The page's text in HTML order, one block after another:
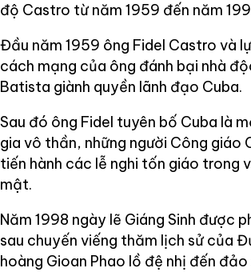
độ Castro từ năm 1959 đến năm
Đầu năm 1959 ông Fidel Castro và
cách mạng của ông đánh bại nhà
Batista giành quyền lãnh đạo Cuba.
Sau đó ông Fidel tuyên bố Cuba là
gia vô thần, những người Công giáo
tiến hành các lễ nghi tốn giáo trong
mật.
Năm 1998 ngày lẽ Giáng Sinh được
sau chuyến viếng thăm lịch sử của
hoàng Gioan Phao lồ đệ nhị đến